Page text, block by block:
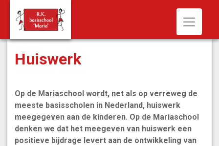
Toggle
Huiswerk
Op de Mariaschool wordt, net als op verreweg de
meeste basisscholen in Nederland, huiswerk
meegegeven aan de kinderen. Op de Mariaschool
denken we dat het meegeven van huiswerk een
positieve bijdrage levert aan de ontwikkeling van